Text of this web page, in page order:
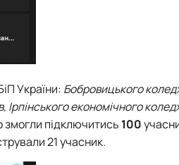
України: Бобровицького
Ірпінського економічного
змогли підключитись 100
21 учасник.